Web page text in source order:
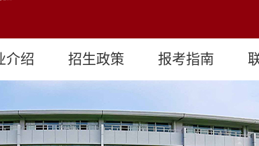
介绍 招生政策 报考指南